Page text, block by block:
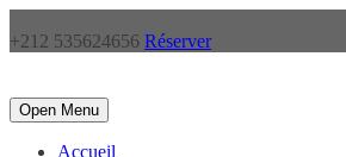
+212 535624656 Réserver
Open Menu
Accueil